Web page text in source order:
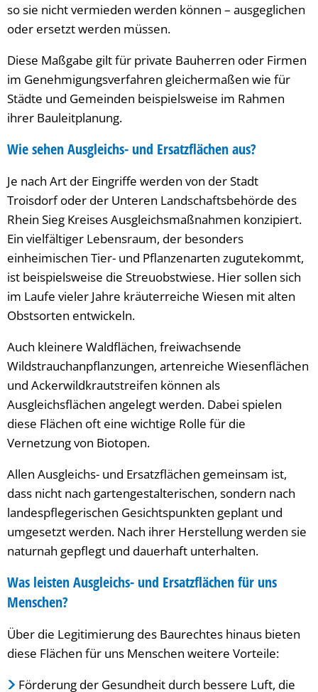
so sie nicht vermieden werden können – ausgeglichen
oder ersetzt werden müssen.
Diese Maßgabe gilt für private Bauherren oder Firmen
im Genehmigungsverfahren gleichermaßen wie für
Städte und Gemeinden beispielsweise im Rahmen
ihrer Bauleitplanung.
Wie sehen Ausgleichs- und Ersatzflächen aus?
Je nach Art der Eingriffe werden von der Stadt
Troisdorf oder der Unteren Landschaftsbehörde des
Rhein Sieg Kreises Ausgleichsmaßnahmen konzipiert.
Ein vielfältiger Lebensraum, der besonders
einheimischen Tier- und Pflanzenarten zugutekommt,
ist beispielsweise die Streuobstwiese. Hier sollen sich
im Laufe vieler Jahre kräuterreiche Wiesen mit alten
Obstsorten entwickeln.
Auch kleinere Waldflächen, freiwachsende
Wildstrauchanpflanzungen, artenreiche Wiesenflächen
und Ackerwildkrautstreifen können als
Ausgleichsflächen angelegt werden. Dabei spielen
diese Flächen oft eine wichtige Rolle für die
Vernetzung von Biotopen.
Allen Ausgleichs- und Ersatzflächen gemeinsam ist,
dass nicht nach gartengestalterischen, sondern nach
landespflegerischen Gesichtspunkten geplant und
umgesetzt werden. Nach ihrer Herstellung werden sie
naturnah gepflegt und dauerhaft unterhalten.
Was leisten Ausgleichs- und Ersatzflächen für uns
Menschen?
Über die Legitimierung des Baurechtes hinaus bieten
diese Flächen für uns Menschen weitere Vorteile:
Förderung der Gesundheit durch bessere Luft, die